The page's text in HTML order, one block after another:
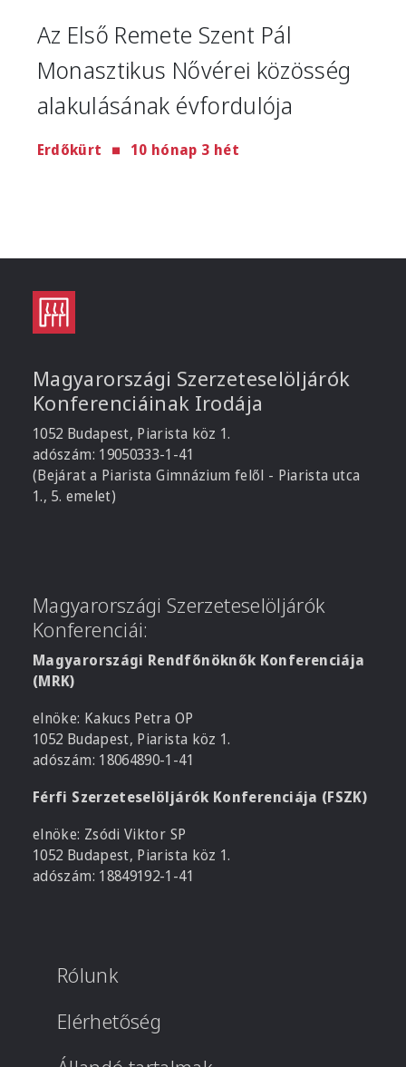
Az Első Remete Szent Pál
Monasztikus Nővérei közösség
alakulásának évfordulója
Erdőkürt 10 hónap 3 hét
Magyarországi Szerzeteselöljárók
Konferenciáinak Irodája
1052 Budapest, Piarista köz 1.
adószám: 19050333-1-41
(Bejárat a Piarista Gimnázium felől - Piarista utca
1., 5. emelet)
Magyarországi Szerzeteselöljárók
Konferenciái:
Magyarországi Rendfőnöknők Konferenciája
(MRK)
elnöke: Kakucs Petra OP
1052 Budapest, Piarista köz 1.
adószám: 18064890-1-41
Férfi Szerzeteselöljárók Konferenciája (FSZK)
elnöke: Zsódi Viktor SP
1052 Budapest, Piarista köz 1.
adószám: 18849192-1-41
Rólunk
Elérhetőség